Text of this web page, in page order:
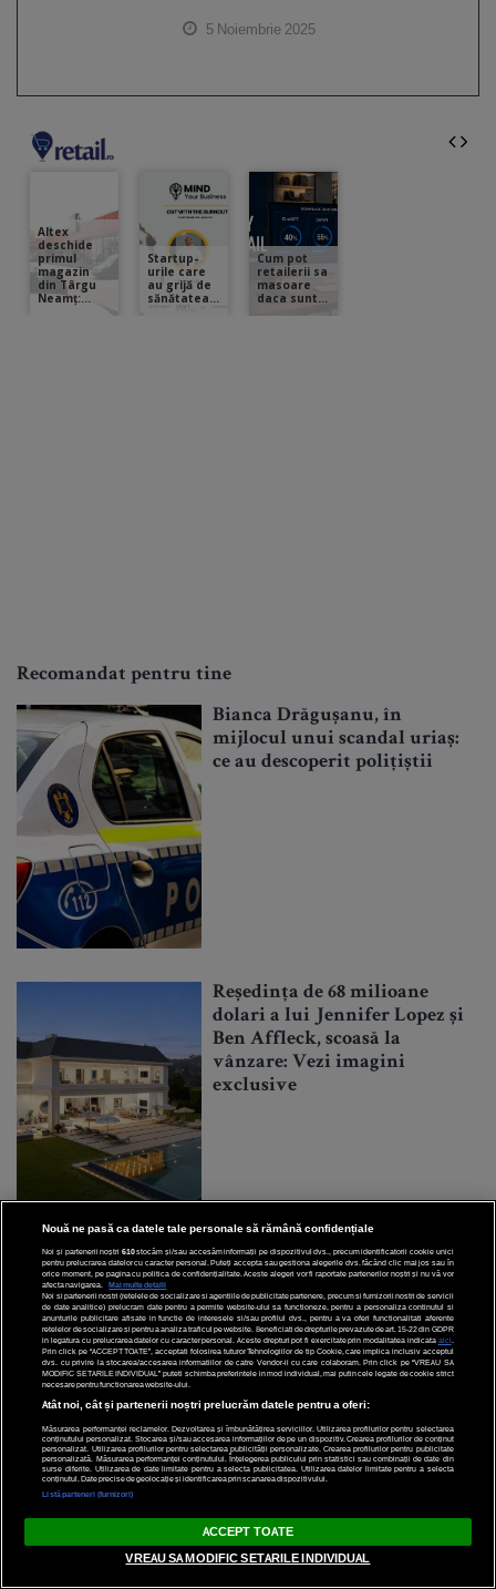
5 Noiembrie 2025
Recomandat pentru tine
Bianca Drăgușanu, în
mijlocul unui scandal uriaș:
ce au descoperit polițiștii
Reședința de 68 milioane
dolari a lui Jennifer Lopez și
Ben Affleck, scoasă la
vânzare: Vezi imagini
exclusive
Nicki Minaj și-a anulat
concertul la SAGA 2024: Află
cum îți poți recupera banii
Anularea concertului Nicki
Minaj la SAGA Festival
Nouă ne pasă ca datele tale personale să rămână confidențiale
Noi și partenerii noștri 610stocăm și/sau accesăm informații pe dispozitivul dvs., precum identificatorii cookie unici
pentru prelucrarea datelor cu caracter personal. Puteți accepta sau gestiona alegerile dvs. făcând clic mai jos sau în
orice moment, pe pagina cu politica de confidențialitate. Aceste alegeri vor fi raportate partenerilor noștri și nu vă vor
afecta navigarea.
Mai multe detalii
Noi si partenerii nostri (retelele de socializare si agentiile de publicitate partenere, precum si furnizorii nostri de servicii
de date analitice) prelucram date pentru a permite website-ului sa functioneze, pentru a personaliza continutul si
anunturile publicitare afisate in functie de interesele si/sau profilul dvs., pentru a va oferi functionalitati aferente
retelelor de socializare si pentru a analiza traficul pe website. Beneficiati de drepturile prevazute de art. 15-22 din GDPR
in legatura cu prelucrarea datelor cu caracter personal. Aceste drepturi pot fi exercitate prin modalitatea indicata aici
Prin click pe “ACCEPT TOATE”, acceptati folosirea tuturor Tehnologiilor de tip Cookie, care implica inclusiv acceptul
dvs. cu privire la stocarea/accesarea informatiilor de catre Vendor-ii cu care colaboram. Prin click pe “VREAU SA
MODIFIC SETARILE INDIVIDUAL” puteti schimba preferintele in mod individual, mai putin cele legate de cookie strict
necesare pentru functionarea website-ului.
Atât noi, cât și partenerii noștri prelucrăm datele pentru a oferi:
Măsurarea performanței reclamelor. Dezvoltarea și îmbunătățirea serviciilor. Utilizarea profilurilor pentru selectarea
conținutului personalizat. Stocarea și/sau accesarea informațiilor de pe un dispozitiv. Crearea profilurilor de conținut
personalizat. Utilizarea profilurilor pentru selectarea publicității personalizate. Crearea profilurilor pentru publicitate
personalizată. Măsurarea performanței conținutului. Înțelegerea publicului prin statistici sau combinații de date din
surse diferite. Utilizarea de date limitate pentru a selecta publicitatea. Utilizarea datelor limitate pentru a selecta
conținutul. Date precise de geolocație și identificarea prin scanarea dispozitivului.
Listă parteneri (furnizori)
ACCEPT TOATE
VREAU SA MODIFIC SETARILE INDIVIDUAL